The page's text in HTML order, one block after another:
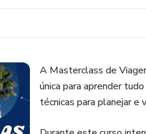
A Masterclass de
única para aprender
técnicas para planejar e